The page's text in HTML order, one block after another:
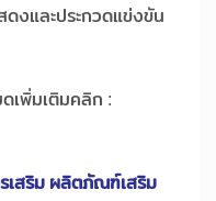
งและประกวดแข่งขัน
เพิ่มเติมคลิก :
เสริม ผลิตภัณฑ์เสริม